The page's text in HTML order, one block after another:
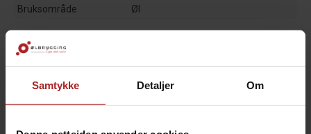
Samtykke Detaljer Om
Bruksområde Øl